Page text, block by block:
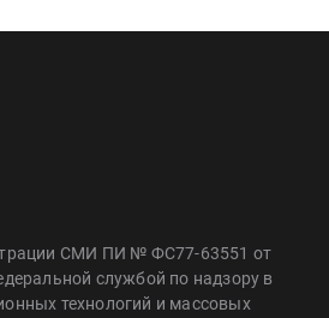
СМИ ПИ № ФС77-63551 от
службой по надзору в
технологий и массовых